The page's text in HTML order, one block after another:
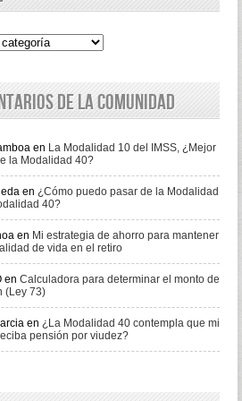
de la comunidad
en La Modalidad 10 del IMSS, ¿Mejor
la Modalidad 40?
en ¿Cómo puedo pasar de la Modalidad
40?
en Mi estrategia de ahorro para mantener
de vida en el retiro
en Calculadora para determinar el monto de
(Ley 73)
en ¿La Modalidad 40 contempla que mi
pensión por viudez?